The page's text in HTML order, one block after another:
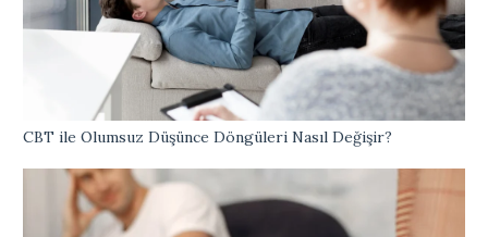
CBT ile Olumsuz Düşünce Döngüleri Nasıl Değişir?